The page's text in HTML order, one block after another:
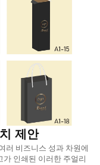
제안
러 비즈니스 성과 차원에
인쇄된 이러한 주얼리